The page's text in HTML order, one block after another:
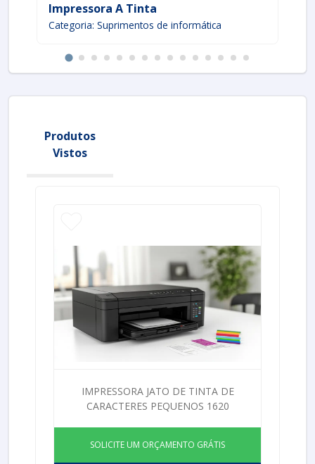
Impressora A Tinta
Categoria: Suprimentos de informática
Produtos
Vistos
IMPRESSORA JATO DE TINTA DE
CARACTERES PEQUENOS 1620
SOLICITE UM ORÇAMENTO GRÁTIS